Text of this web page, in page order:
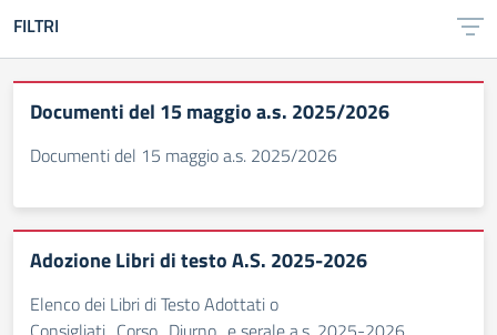
FILTRI
Documenti del 15 maggio a.s. 2025/2026
Documenti del 15 maggio a.s. 2025/2026
Adozione Libri di testo A.S. 2025-2026
Elenco dei Libri di Testo Adottati o